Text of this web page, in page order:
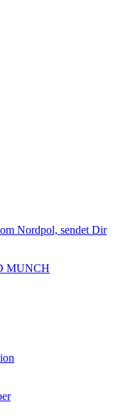
Nordpol, sendet Dir
MUNCH